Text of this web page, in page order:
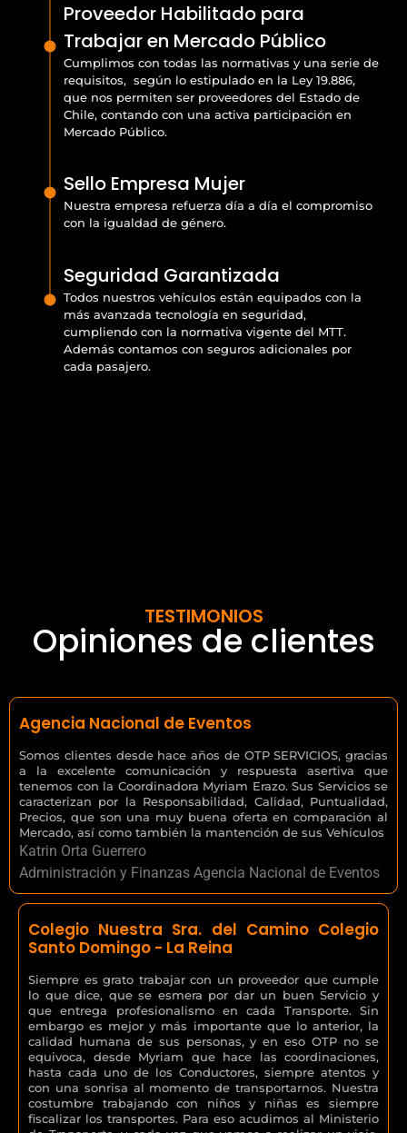
Proveedor Habilitado para
Trabajar en Mercado Público
Cumplimos con todas las normativas y una serie de
requisitos, según lo estipulado en la Ley 19.886,
que nos permiten ser proveedores del Estado de
Chile, contando con una activa participación en
Mercado Público.
Sello Empresa Mujer
Nuestra empresa refuerza día a día el compromiso
con la igualdad de género.
Seguridad Garantizada
Todos nuestros vehículos están equipados con la
más avanzada tecnología en seguridad,
cumpliendo con la normativa vigente del MTT.
Además contamos con seguros adicionales por
cada pasajero.
TESTIMONIOS
Opiniones de clientes
Agencia Nacional de Eventos
Somos clientes desde hace años de OTP SERVICIOS, gracias
a la excelente comunicación y respuesta asertiva que
tenemos con la Coordinadora Myriam Erazo. Sus Servicios se
caracterizan por la Responsabilidad, Calidad, Puntualidad,
Precios, que son una muy buena oferta en comparación al
Mercado, así como también la mantención de sus Vehículos
Katrin Orta Guerrero
Administración y Finanzas Agencia Nacional de Eventos
Colegio Nuestra Sra. del Camino Colegio
Santo Domingo - La Reina
Siempre es grato trabajar con un proveedor que cumple
lo que dice, que se esmera por dar un buen Servicio y
que entrega profesionalismo en cada Transporte. Sin
embargo es mejor y más importante que lo anterior, la
calidad humana de sus personas, y en eso OTP no se
equivoca, desde Myriam que hace las coordinaciones,
hasta cada uno de los Conductores, siempre atentos y
con una sonrisa al momento de transportarnos. Nuestra
costumbre trabajando con niños y niñas es siempre
fiscalizar los transportes. Para eso acudimos al Ministerio